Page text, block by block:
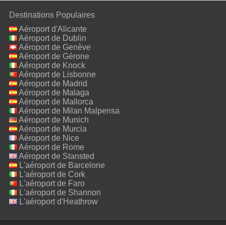
Destinations Populaires
Aéroport d'Alicante
Aéroport de Dublin
Aéroport de Genève
Aéroport de Gérone
Aéroport de Knock
Aéroport de Lisbonne
Aéroport de Madrid
Aéroport de Malaga
Aéroport de Mallorca
Aéroport de Milan Malpensa
Aéroport de Munich
Aéroport de Murcia
Aéroport de Nice
Aéroport de Rome
Fiumicino
Aéroport de Stansted
L'aéroport de Barcelone
L'aéroport de Cork
L'aéroport de Faro
L'aéroport de Shannon
L'aéroport d'Heathrow